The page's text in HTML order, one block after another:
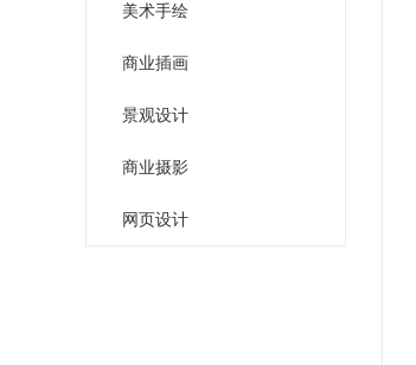
美术手绘
商业插画
景观设计
商业摄影
网页设计